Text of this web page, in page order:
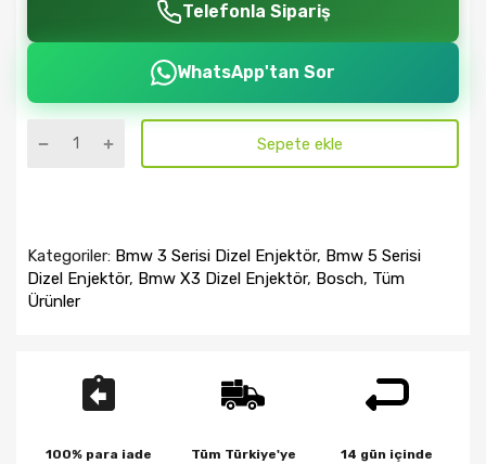
Telefonla Sipariş
WhatsApp'tan Sor
Sepete ekle
Kategoriler: Bmw 3 Serisi Dizel Enjektör, Bmw 5 Serisi
Dizel Enjektör, Bmw X3 Dizel Enjektör, Bosch, Tüm
Ürünler
100% para iade
Tüm Türkiye'ye
14 gün içinde